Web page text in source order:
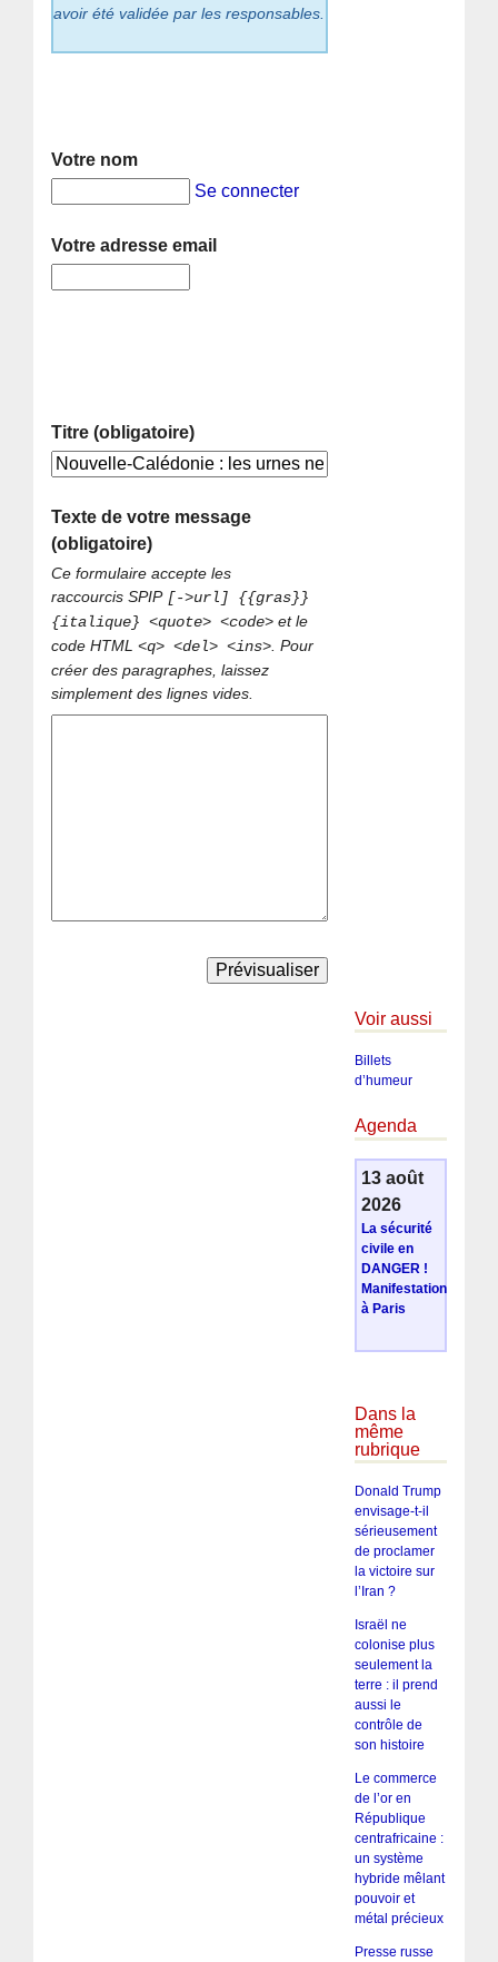
avoir été validée par les responsables.
Votre nom
Se connecter
Votre adresse email
Titre (obligatoire)
Texte de votre message
(obligatoire)
Ce formulaire accepte les
raccourcis SPIP [->url] {{gras}}
{italique} <quote> <code> et le
code HTML<q> <del> <ins>. Pour
créer des paragraphes, laissez
simplement des lignes vides.
Voir aussi
Billets
d’humeur
Agenda
13 août
2026
La sécurité
civile en
DANGER !
Manifestation
à Paris
Dans la
même
rubrique
Donald Trump
envisage-t-il
sérieusement
de proclamer
la victoire sur
l’Iran ?
Israël ne
colonise plus
seulement la
terre : il prend
aussi le
contrôle de
son histoire
Le commerce
de l’or en
République
centrafricaine :
un système
hybride mêlant
pouvoir et
métal précieux
Presse russe